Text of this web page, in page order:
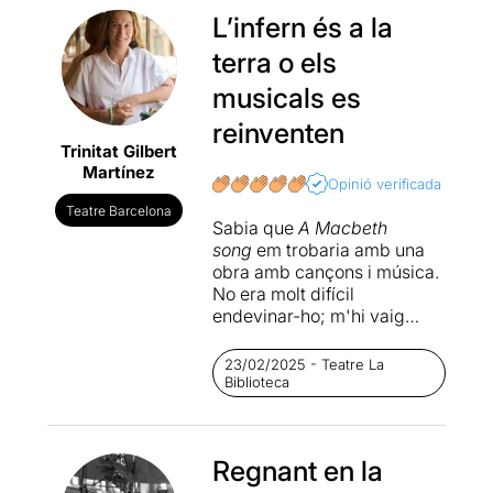
Trinitat Gilbert
Martínez
Teatre Barcelona
L’infern és a la
terra o els
musicals es
reinventen
Opinió verificada
Sabia que A Macbeth
song em trobaria amb una
obra amb cançons i música.
No era molt difícil
endevinar-ho; m'hi vaig
vaig investigar-hi res més.
Sovint soc partidària de no
saber-ne res més perquè
l'obra em sorprengui i no es
primogènita que me n'havia
23/02/2025 - Teatre La
Biblioteca
Regnant en la